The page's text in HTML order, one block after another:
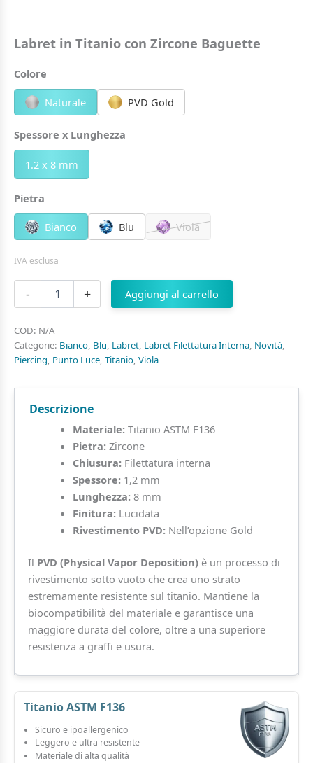
Labret in Titanio con Zircone Baguette
Colore
Naturale PVD Gold
Spessore x Lunghezza
1.2 x 8 mm
Pietra
Bianco Blu Viola
IVA esclusa
-
Labret
con
Zircone
Baguette
quantità
+ Aggiungi al carrello
COD: N/A
Categorie: Bianco, Blu, Labret, Labret Filettatura Interna, Novità,
Piercing, Punto Luce, Titanio, Viola
Descrizione
Materiale:Titanio ASTM F136
Pietra:Zircone
Chiusura:Filettatura interna
Spessore:1,2 mm
Lunghezza:8 mm
Finitura:Lucidata
Rivestimento PVD:Nell’opzione Gold
Il PVD (Physical Vapor Deposition)è un processo di
rivestimento sotto vuoto che crea uno strato
estremamente resistente sul titanio. Mantiene la
biocompatibilità del materiale e garantisce una
maggiore durata del colore, oltre a una superiore
resistenza a graffi e usura.
Titanio ASTM F136
Sicuro e ipoallergenico
Leggero e ultra resistente
Materiale di alta qualità